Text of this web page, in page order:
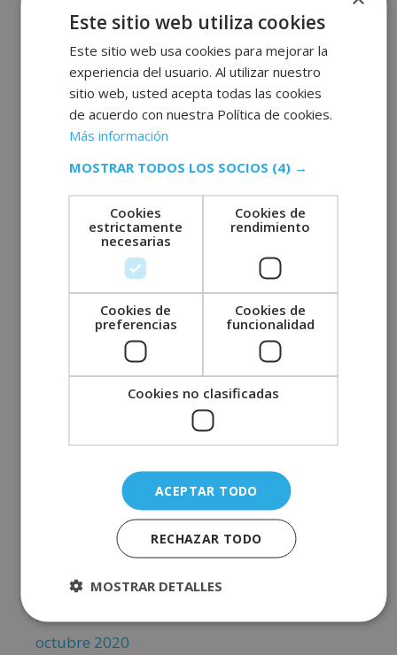
septiembre 2022
agosto 2022
julio 2022
junio 2022
mayo 2022
abril 2022
marzo 2022
febrero 2022
enero 2022
diciembre 2021
noviembre 2021
octubre 2021
septiembre 2021
agosto 2021
febrero 2021
diciembre 2020
noviembre 2020
octubre 2020
Este sitio web utiliza cookies
Este sitio web usa cookies para mejorar la
experiencia del usuario. Al utilizar nuestro
sitio web, usted acepta todas las cookies
de acuerdo con nuestra Política de cookies.
Más información
MOSTRAR TODOS LOS SOCIOS (4) →
Cookies
estrictamente
necesarias
Cookies de
rendimiento
Cookies de
preferencias
Cookies de
funcionalidad
Cookies no clasificadas
ACEPTAR TODO
RECHAZAR TODO
MOSTRAR DETALLES